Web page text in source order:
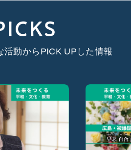
活動からPICK UPした情報